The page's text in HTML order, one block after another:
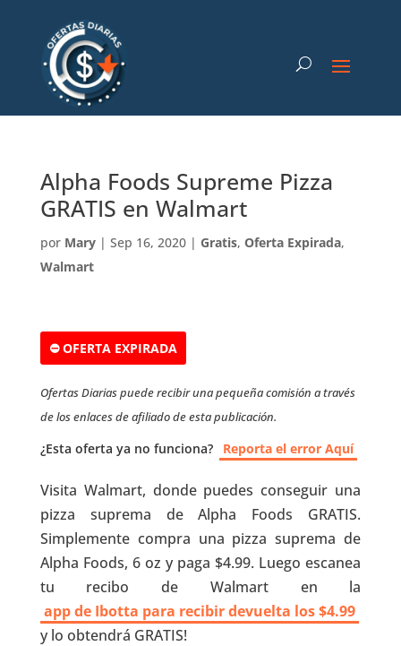
Alpha Foods Supreme Pizza
GRATIS en Walmart
por Mary| Sep 16, 2020| Gratis, Oferta Expirada,
Walmart
⛔ OFERTA EXPIRADA
Ofertas Diarias puede recibir una pequeña comisión a través
de los enlaces de afiliado de esta publicación.
¿Esta oferta ya no funciona? Reporta el error Aquí
Visita Walmart, donde puedes conseguir una
pizza suprema de Alpha Foods GRATIS.
Simplemente compra una pizza suprema de
Alpha Foods, 6 oz y paga $4.99. Luego escanea
tu recibo de Walmart en la
app de Ibotta para recibir devuelta los $4.99
y lo obtendrá GRATIS!